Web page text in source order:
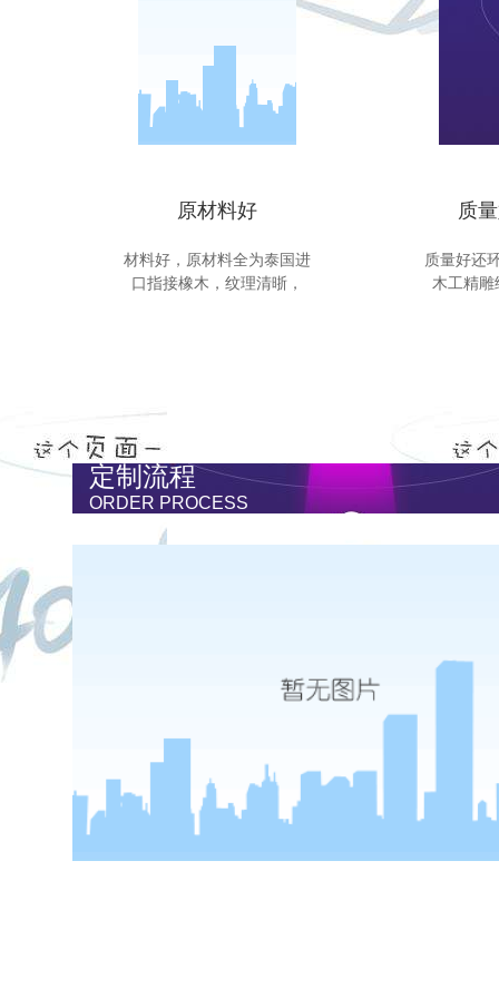
原材料好
材料好，原材料全为泰国进
口指接橡木，纹理清晣，
质
质量好还
木工精
定制流程
ORDER PROCESS